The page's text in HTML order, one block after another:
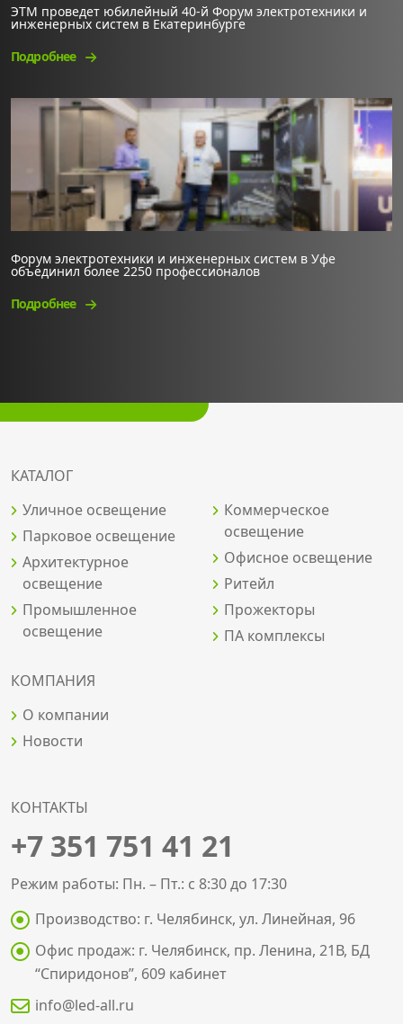
ЭТМ проведет юбилейный 40-й Форум электротехники и
инженерных систем в Екатеринбурге
Подробнее
Форум электротехники и инженерных систем в Уфе
объединил более 2250 профессионалов
Подробнее
КАТАЛОГ
Уличное освещение
Парковое освещение
Архитектурное
освещение
Промышленное
освещение
Коммерческое
освещение
Офисное освещение
Ритейл
Прожекторы
ПА комплексы
КОМПАНИЯ
О компании
Новости
КОНТАКТЫ
+7 351 751 41 21
Режим работы: Пн. – Пт.: с 8:30 до 17:30
Производство: г. Челябинск, ул. Линейная, 96
Офис продаж: г. Челябинск, пр. Ленина, 21В, БД
“Спиридонов”, 609 кабинет
info@led-all.ru